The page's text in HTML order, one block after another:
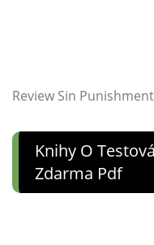
Review Sin Punishment
Knihy O
Zdarma Pdf